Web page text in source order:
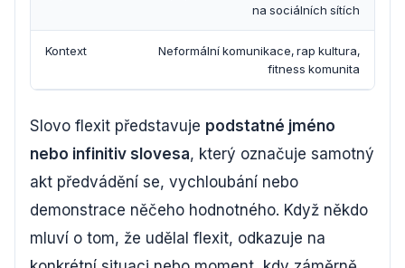
na sociálních sítích
Kontext
Neformální komunikace, rap kultura,
fitness komunita
Slovo flexit představuje podstatné jméno
nebo infinitiv slovesa, který označuje samotný
akt předvádění se, vychloubání nebo
demonstrace něčeho hodnotného. Když někdo
mluví o tom, že udělal flexit, odkazuje na